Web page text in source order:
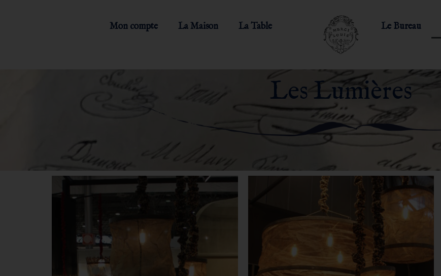
Mon compte La Maison La Table Le Bureau
Les Lumières